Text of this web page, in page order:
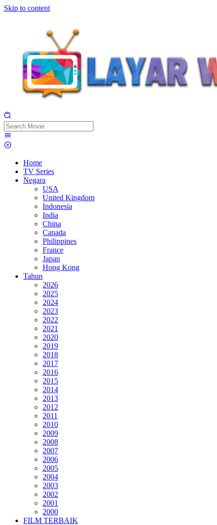
Skip to content
Home
TV Series
Negara
USA
United Kingdom
Indonesia
India
China
Canada
Philippines
France
Japan
Hong Kong
Tahun
2026
2025
2024
2023
2022
2021
2020
2019
2018
2017
2016
2015
2014
2013
2012
2011
2010
2009
2008
2007
2006
2005
2004
2003
2002
2001
2000
FILM TERBAIK